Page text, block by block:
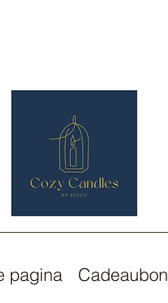
pagina Cadeaubon